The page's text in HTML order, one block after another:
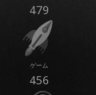
479
ゲーム
456